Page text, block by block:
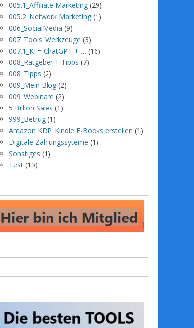
005.1_Affiliate Marketing (29)
005.2_Network Marketing (1)
006_SocialMedia (9)
007_Tools_Werkzeuge (3)
007.1_KI = ChatGPT + … (16)
008_Ratgeber + Tipps (7)
008_Tipps (2)
009_Mein Blog (2)
009_Webinare (2)
5 Billion Sales (1)
999_Betrug (1)
Amazon KDP_Kindle E-Books erstellen (1)
Digitale Zahlungssyteme (1)
Sonstiges (1)
Test (15)